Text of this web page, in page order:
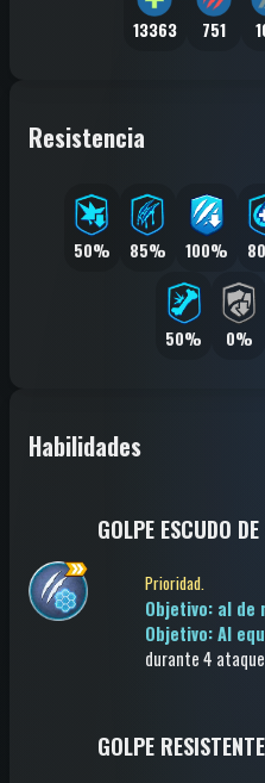
13363 751
Resistencia
50% 85% 100%
50% 0%
Habilidades
GOLPE ESCUDO
Prioridad.
Objetivo: al de
Objetivo: Al
durante 4
GOLPE